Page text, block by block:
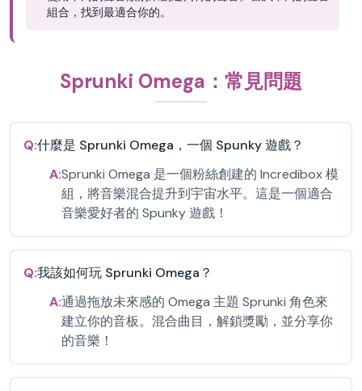
組合，找到最適合你的。
Sprunki Omega：常見問題
Q:什麼是 Sprunki Omega，一個 Spunky 遊戲？
A:Sprunki Omega 是一個粉絲創建的 Incredibox 模
組，將音樂混合提升到宇宙水平。這是一個適合
音樂愛好者的 Spunky 遊戲！
Q:我該如何玩 Sprunki Omega？
A:通過拖放未來感的 Omega 主題 Sprunki 角色來
建立你的音板。混合曲目，解鎖獎勵，並分享你
的音樂！